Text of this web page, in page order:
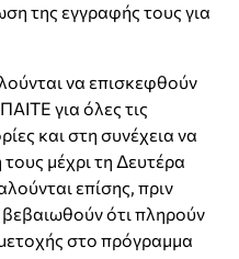
της εγγραφής τους για
να επισκεφθούν
για όλες τις
και στη συνέχεια να
μέχρι τη Δευτέρα
επίσης, πριν
ότι πληρούν
στο πρόγραμμα